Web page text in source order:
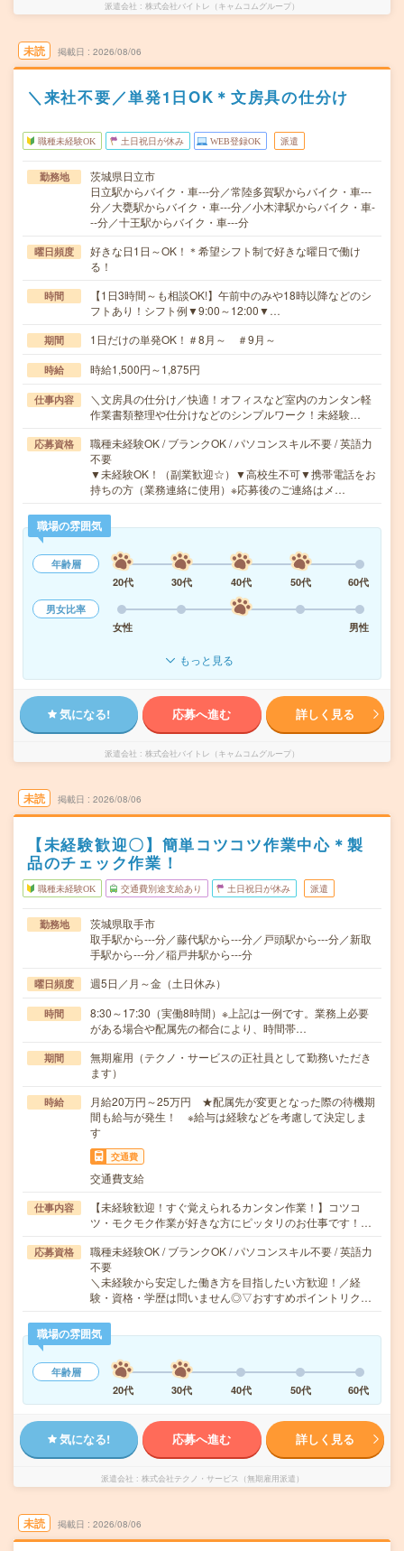
派遣会社 株式会社バイトレ（キャムコムグループ）
未読 掲載日 2026/08/06
＼来社不要／単発1日OK＊文房具の仕分け
職種未経験OK 土日祝日が休み WEB登録OK 派遣
勤務地
茨城県日立市
日立駅からバイク・車---分／常陸多賀駅からバイク・車---
分／大甕駅からバイク・車---分／小木津駅からバイク・車-
--分／十王駅からバイク・車---分
曜日頻度
好きな日1日～OK！＊希望シフト制で好きな曜日で働け
る！
時間
【1日3時間～も相談OK!】午前中のみや18時以降などのシ
フトあり！シフト例▼9:00～12:00▼…
期間 1日だけの単発OK！＃8月～ ＃9月～
時給 時給1,500円～1,875円
仕事内容
＼文房具の仕分け／快適！オフィスなど室内のカンタン軽
作業書類整理や仕分けなどのシンプルワーク！未経験…
応募資格
職種未経験OK / ブランクOK / パソコンスキル不要 / 英語力
不要
▼未経験OK！（副業歓迎☆）▼高校生不可▼携帯電話をお
持ちの方（業務連絡に使用）※応募後のご連絡はメ…
職場の雰囲気
年齢層
20代
30代 40代 50代
60代
男女比率
女性
男性
もっと見る
気になる! 応募へ進む 詳しく見る
派遣会社 株式会社バイトレ（キャムコムグループ）
未読 掲載日 2026/08/06
【未経験歓迎〇】簡単コツコツ作業中心＊製
品のチェック作業！
職種未経験OK 交通費別途支給あり 土日祝日が休み 派遣
勤務地
茨城県取手市
取手駅から---分／藤代駅から---分／戸頭駅から---分／新取
手駅から---分／稲戸井駅から---分
曜日頻度 週5日／月～金（土日休み）
時間
8:30～17:30（実働8時間）※上記は一例です。業務上必要
がある場合や配属先の都合により、時間帯…
期間
無期雇用（テクノ・サービスの正社員として勤務いただき
ます）
時給
月給20万円～25万円 ★配属先が変更となった際の待機期
間も給与が発生！ ※給与は経験などを考慮して決定しま
す
交通費
交通費支給
仕事内容
【未経験歓迎！すぐ覚えられるカンタン作業！】コツコ
ツ・モクモク作業が好きな方にピッタリのお仕事です！…
応募資格
職種未経験OK / ブランクOK / パソコンスキル不要 / 英語力
不要
＼未経験から安定した働き方を目指したい方歓迎！／経
験・資格・学歴は問いません◎▽おすすめポイントリク…
職場の雰囲気
年齢層
20代
30代 40代 50代 60代
気になる! 応募へ進む 詳しく見る
派遣会社 株式会社テクノ・サービス（無期雇用派遣）
未読 掲載日 2026/08/06